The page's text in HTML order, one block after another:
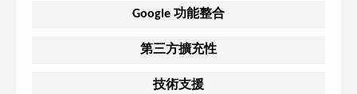
Google 功能整合
第三方擴充性
技術支援